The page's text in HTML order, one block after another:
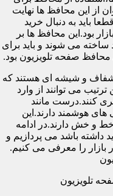
از این محافظ ها نهایت
باید به دنبال خرید
بود.این محافظ ها بر
ساخته می شوند و باید برای
محافظ صفحه تلویزیون بود.
و شیشه ای هستند که
می توانند از وارد
کنند.درست مانند
هوشمند دارند.این
و خش دارند.در ادامه
داشته باشد می پردازیم و
را معرفی می کنیم.
تلویزیون